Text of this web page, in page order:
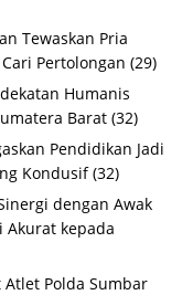
Tewaskan Pria
Pertolongan (29)
Humanis
Barat (32)
Pendidikan Jadi
Kondusif (32)
dengan Awak
Akurat kepada
Polda Sumbar